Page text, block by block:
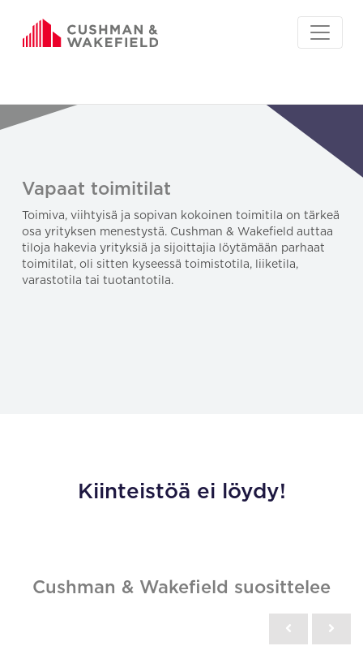
Vapaat toimitilat
Toimiva, viihtyisä ja sopivan kokoinen toimitila on tärkeä
osa yrityksen menestystä. Cushman & Wakefield auttaa
tiloja hakevia yrityksiä ja sijoittajia löytämään parhaat
toimitilat, oli sitten kyseessä toimistotila, liiketila,
varastotila tai tuotantotila.
Kiinteistöä ei löydy!
Cushman & Wakefield suosittelee